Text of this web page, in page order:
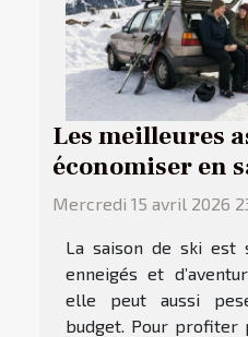
Les meilleures
économiser en
Mercredi 15 avril 2026
La saison de ski est
enneigés et
elle peut aussi
budget. Pour profiter